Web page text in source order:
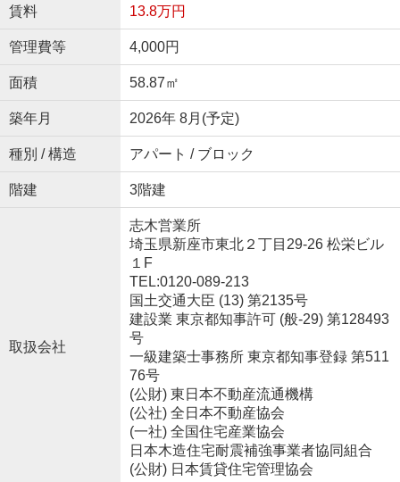
賃料 13.8万円
管理費等 4,000円
面積 58.87㎡
築年月 2026年 8月(予定)
種別 / 構造 アパート / ブロック
階建 3階建
取扱会社
志木営業所
埼玉県新座市東北２丁目29-26 松栄ビル
１F
TEL:0120-089-213
国土交通大臣 (13) 第2135号
建設業 東京都知事許可 (般-29) 第128493
号
一級建築士事務所 東京都知事登録 第511
76号
(公財) 東日本不動産流通機構
(公社) 全日本不動産協会
(一社) 全国住宅産業協会
日本木造住宅耐震補強事業者協同組合
(公財) 日本賃貸住宅管理協会